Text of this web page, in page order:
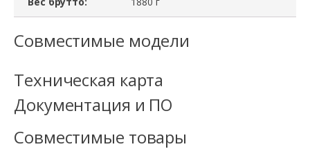
Совместимые модели
Техническая карта
Документация и ПО
Совместимые товары